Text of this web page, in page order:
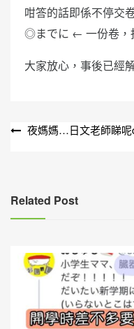
咁答的話即係不停交
◎までに ← 一份卷，
大家放心，事後已經
文
覽
夜媽媽…日文老師睇呢
Related Post